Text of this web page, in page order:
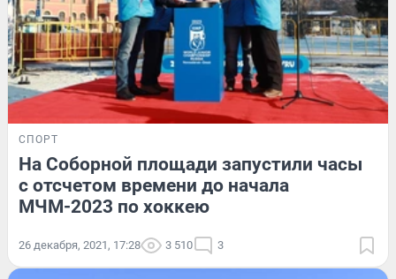
СПОРТ
На Соборной площади запустили часы
с отсчетом времени до начала
МЧМ-2023 по хоккею
26 декабря, 2021, 17:28 3 510 3